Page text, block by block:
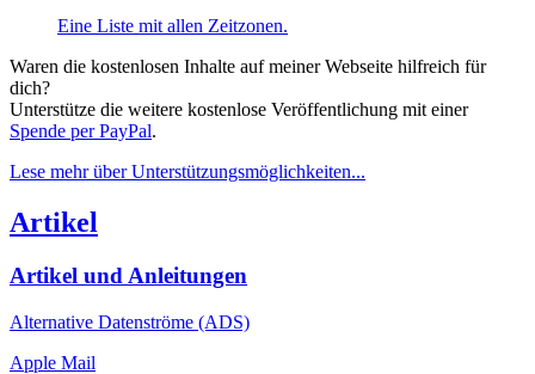
Eine Liste mit allen Zeitzonen.
Waren die kostenlosen Inhalte auf meiner Webseite hilfreich für
dich?
Unterstütze die weitere kostenlose Veröffentlichung mit einer
Spende per PayPal.
Lese mehr über Unterstützungs­möglichkeiten...
Artikel
Artikel und Anleitungen
Alternative Datenströme (ADS)
Apple Mail